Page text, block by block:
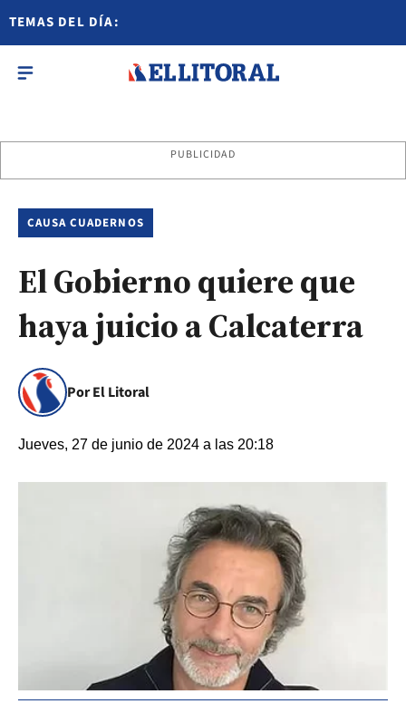
TEMAS DEL DÍA:
PUBLICIDAD
CAUSA CUADERNOS
El Gobierno quiere que
haya juicio a Calcaterra
Por El Litoral
Jueves, 27 de junio de 2024 a las 20:18